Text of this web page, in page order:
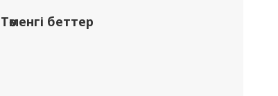
Төменгі беттер